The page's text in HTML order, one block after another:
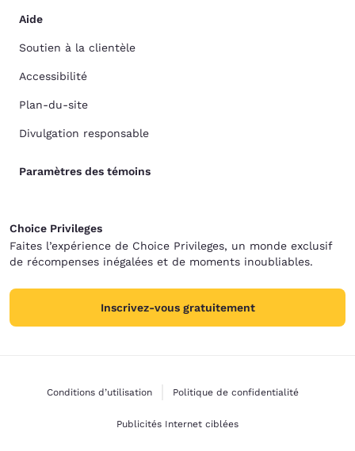
Aide
Soutien à la clientèle
Accessibilité
Plan-du-site
Divulgation responsable
Paramètres des témoins
Choice Privileges
Faites l’expérience de Choice Privileges, un monde exclusif
de récompenses inégalées et de moments inoubliables.
Inscrivez-vous gratuitement
Conditions d’utilisation Politique de confidentialité
Publicités Internet ciblées